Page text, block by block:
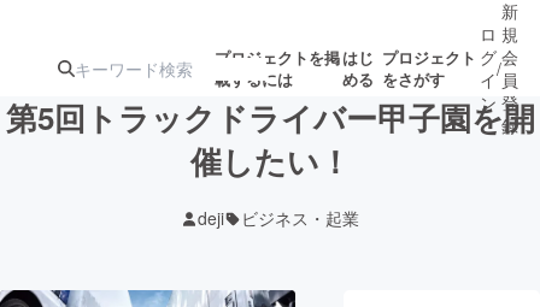
プロジェクトを掲
載するには
はじ
める
プロジェクト
をさがす
ジェクト
募集終了が近いプ
ロジェクト
ロ
グ
イ
ン
/
新
規
会
員
登
録
第5回トラックドライバー甲子園を開
催したい！
deji ビジネス・起業